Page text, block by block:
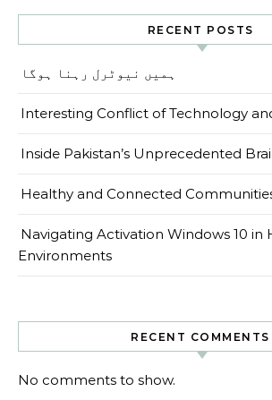
RECENT POSTS
ہمیں نیوٹرل رہنا ہوگا
Interesting Conflict of Technology
Inside Pakistan’s Unprecedented
Healthy and Connected
Navigating Activation Windows 10 in
Environments
RECENT COMMENTS
No comments to show.